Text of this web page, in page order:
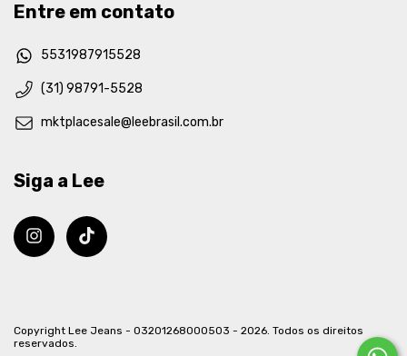
Entre em contato
5531987915528
(31) 98791-5528
mktplacesale@leebrasil.com.br
Siga a Lee
Copyright Lee Jeans - 03201268000503 - 2026. Todos os direitos
reservados.